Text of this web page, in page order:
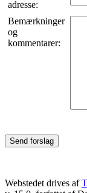
adresse:
Bemærkninger
og
kommentarer:
Webstedet drives af